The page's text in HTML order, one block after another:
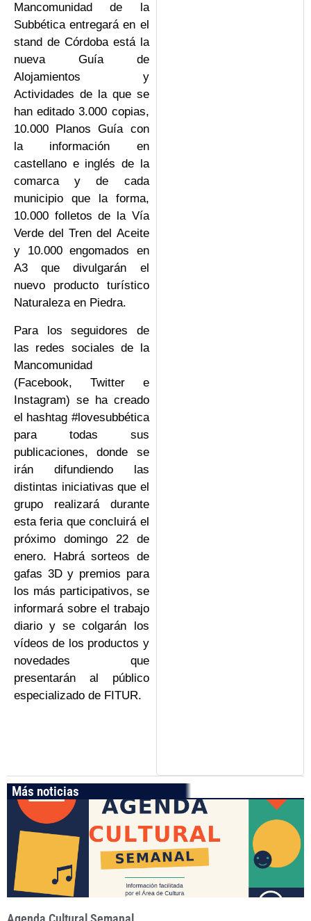
Mancomunidad de la
Subbética entregará en el
stand de Córdoba está la
nueva Guía de
Alojamientos y
Actividades de la que se
han editado 3.000 copias,
10.000 Planos Guía con
la información en
castellano e inglés de la
comarca y de cada
municipio que la forma,
10.000 folletos de la Vía
Verde del Tren del Aceite
y 10.000 engomados en
A3 que divulgarán el
nuevo producto turístico
Naturaleza en Piedra.
Para los seguidores de
las redes sociales de la
Mancomunidad
(Facebook, Twitter e
Instagram) se ha creado
el hashtag #lovesubbética
para todas sus
publicaciones, donde se
irán difundiendo las
distintas iniciativas que el
grupo realizará durante
esta feria que concluirá el
próximo domingo 22 de
enero. Habrá sorteos de
gafas 3D y premios para
los más participativos, se
informará sobre el trabajo
diario y se colgarán los
vídeos de los productos y
novedades que
presentarán al público
especializado de FITUR.
Más noticias